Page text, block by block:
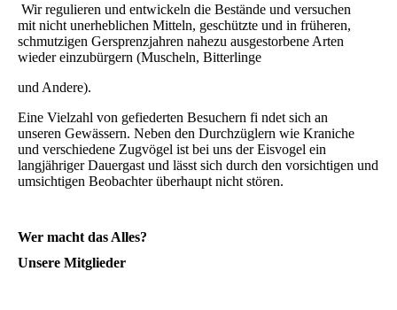
Wir regulieren und entwickeln die Bestände und versuchen
mit nicht unerheblichen Mitteln, geschützte und in früheren,
schmutzigen Gersprenzjahren nahezu ausgestorbene Arten
wieder einzubürgern (Muscheln, Bitterlinge
und Andere).
Eine Vielzahl von gefiederten Besuchern fi ndet sich an
unseren Gewässern. Neben den Durchzüglern wie Kraniche
und verschiedene Zugvögel ist bei uns der Eisvogel ein
langjähriger Dauergast und lässt sich durch den vorsichtigen und
umsichtigen Beobachter überhaupt nicht stören.
Wer macht das Alles?
Unsere Mitglieder